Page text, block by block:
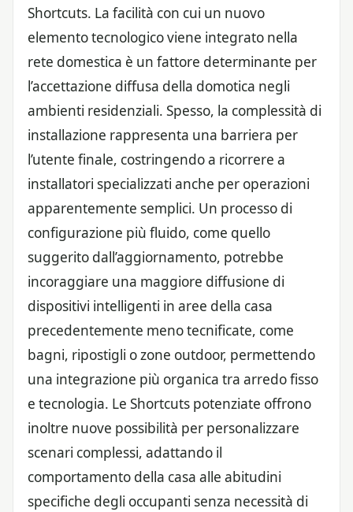
Shortcuts. La facilità con cui un nuovo
elemento tecnologico viene integrato nella
rete domestica è un fattore determinante per
l’accettazione diffusa della domotica negli
ambienti residenziali. Spesso, la complessità di
installazione rappresenta una barriera per
l’utente finale, costringendo a ricorrere a
installatori specializzati anche per operazioni
apparentemente semplici. Un processo di
configurazione più fluido, come quello
suggerito dall’aggiornamento, potrebbe
incoraggiare una maggiore diffusione di
dispositivi intelligenti in aree della casa
precedentemente meno tecnificate, come
bagni, ripostigli o zone outdoor, permettendo
una integrazione più organica tra arredo fisso
e tecnologia. Le Shortcuts potenziate offrono
inoltre nuove possibilità per personalizzare
scenari complessi, adattando il
comportamento della casa alle abitudini
specifiche degli occupanti senza necessità di